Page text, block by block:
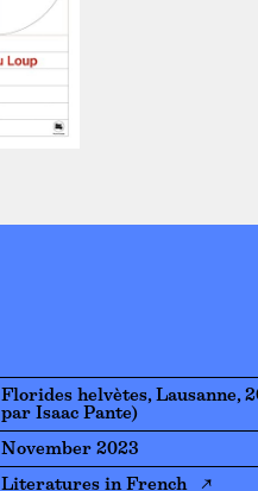
Florides helvètes, Lausanne,
par Isaac Pante)
November 2023
Literatures in French ↗